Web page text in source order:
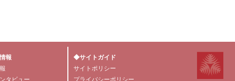
報
タビュー
◆サイトガイド
サイトポリシー
プライバシーポリシー